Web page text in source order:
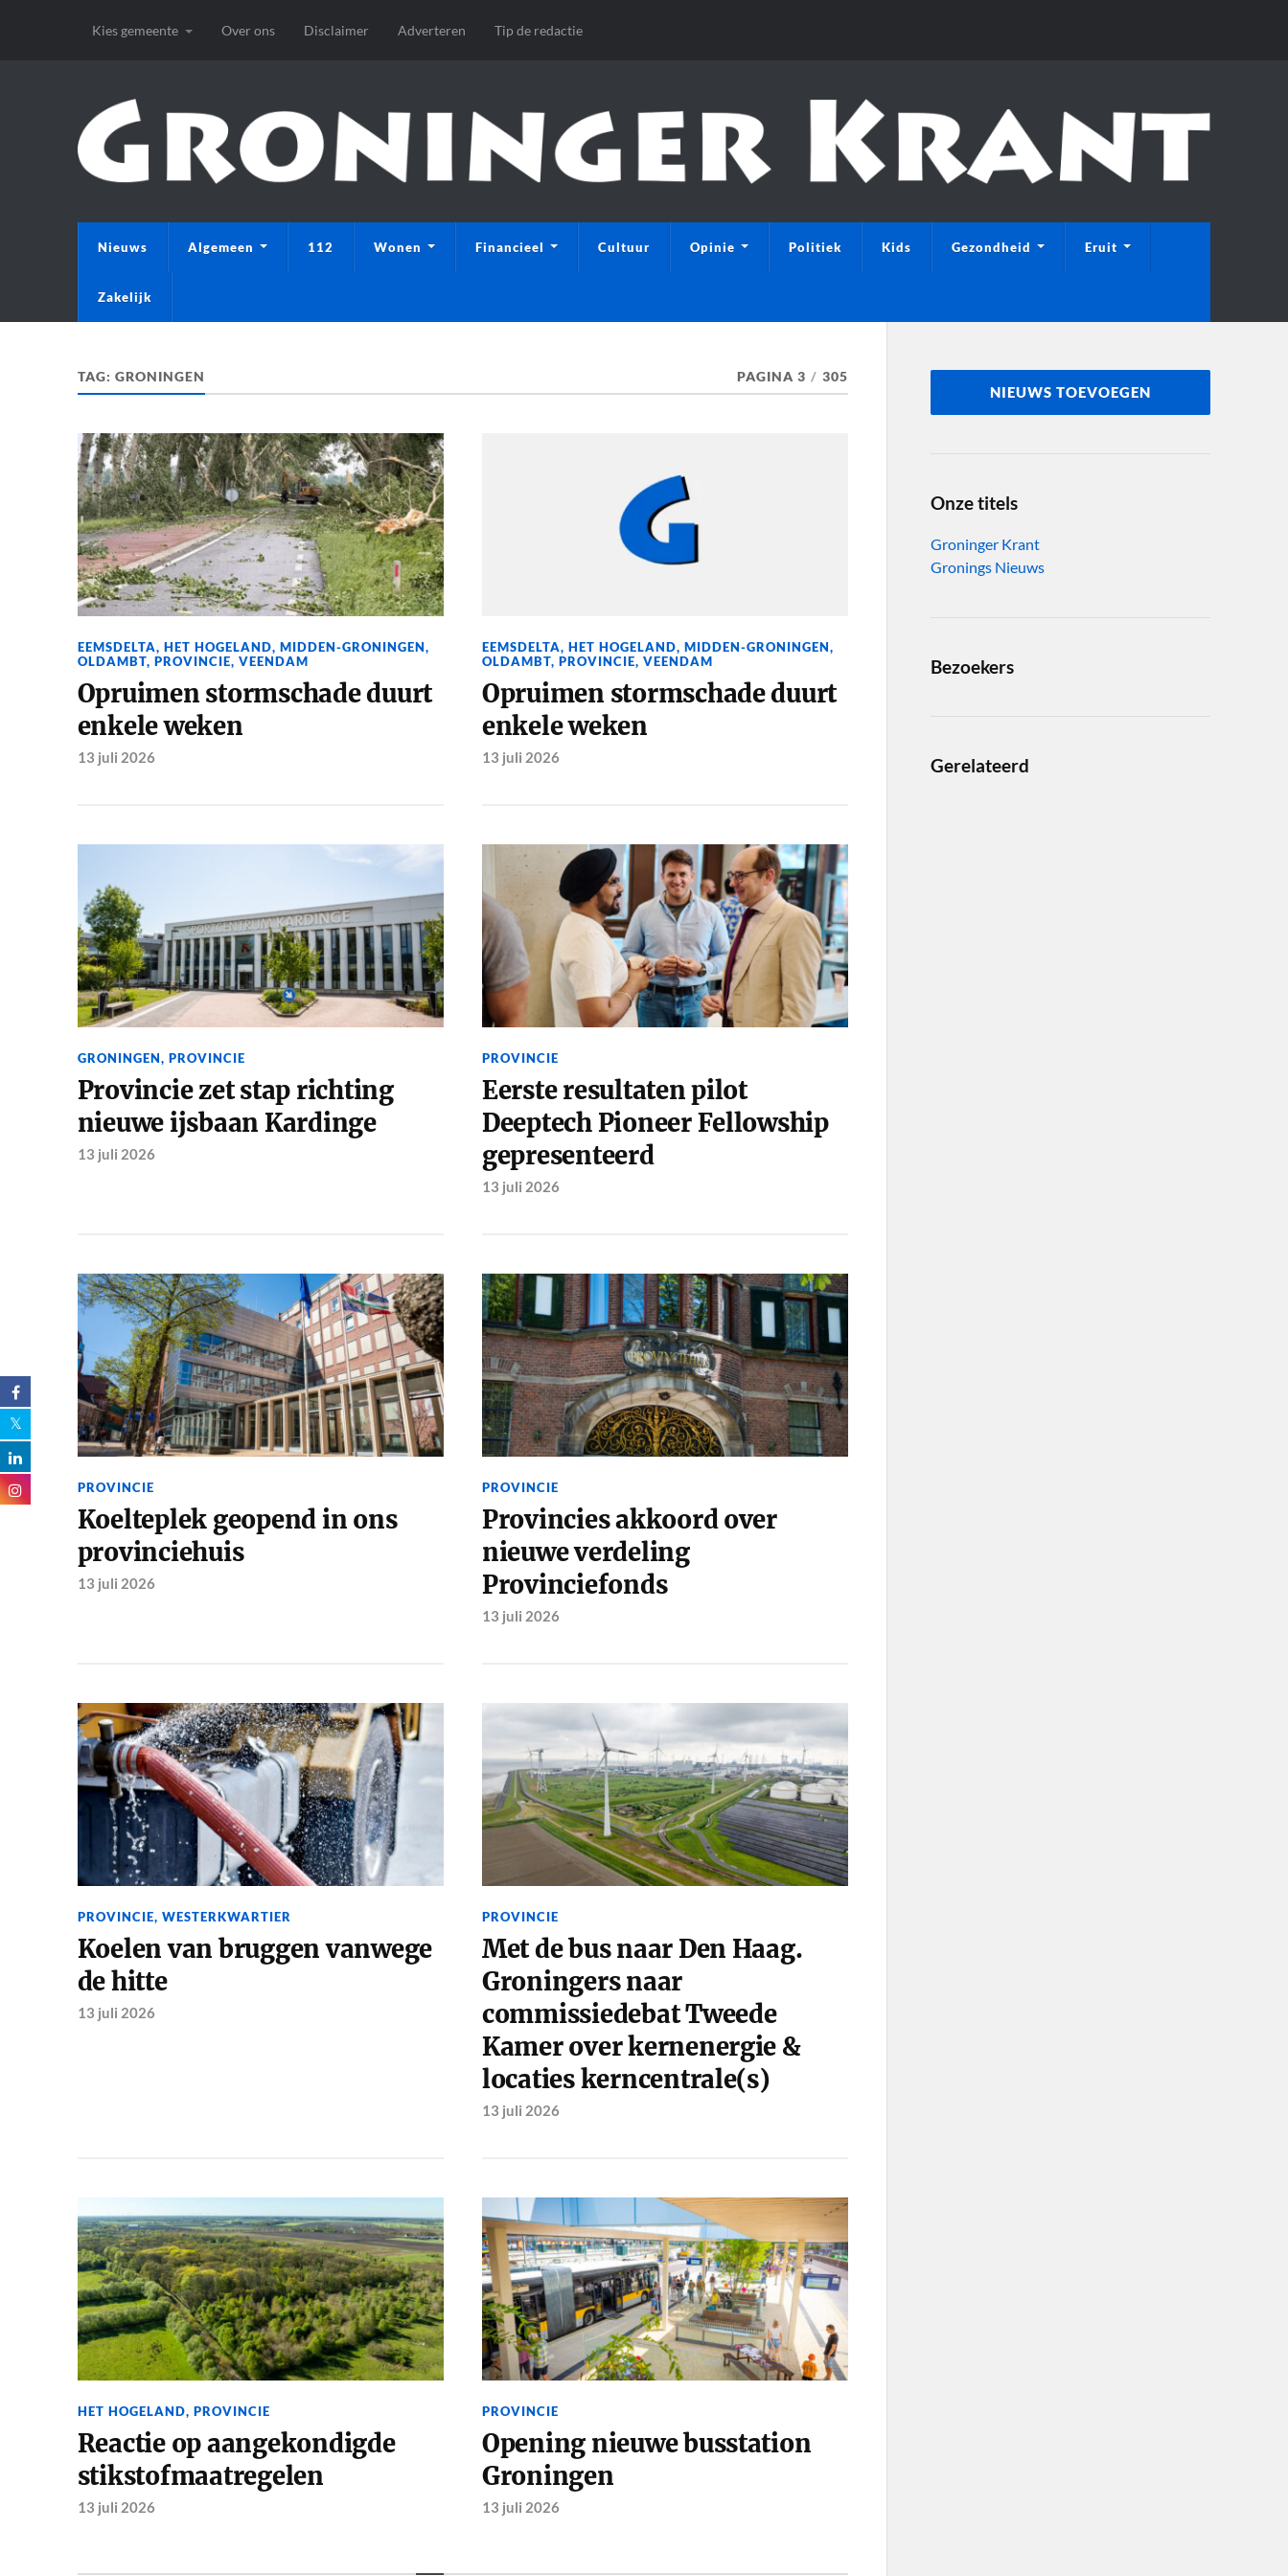
Kies gemeente Over ons Disclaimer Adverteren Tip de redactie
Nieuws Algemeen 112 Wonen Financieel Cultuur Opinie Politiek Kids Gezondheid Eruit
Zakelijk
TAG: GRONINGEN PAGINA 3 / 305
EEMSDELTA, HET HOGELAND, MIDDEN-GRONINGEN,
OLDAMBT, PROVINCIE, VEENDAM
Opruimen stormschade duurt
enkele weken
13 juli 2026
EEMSDELTA, HET HOGELAND, MIDDEN-GRONINGEN,
OLDAMBT, PROVINCIE, VEENDAM
Opruimen stormschade duurt
enkele weken
13 juli 2026
GRONINGEN, PROVINCIE
Provincie zet stap richting
nieuwe ijsbaan Kardinge
13 juli 2026
PROVINCIE
Eerste resultaten pilot
Deeptech Pioneer Fellowship
gepresenteerd
13 juli 2026
PROVINCIE
Koelteplek geopend in ons
provinciehuis
13 juli 2026
PROVINCIE
Provincies akkoord over
nieuwe verdeling
Provinciefonds
13 juli 2026
PROVINCIE, WESTERKWARTIER
Koelen van bruggen vanwege
de hitte
13 juli 2026
PROVINCIE
Met de bus naar Den Haag.
Groningers naar
commissiedebat Tweede
Kamer over kernenergie &
locaties kerncentrale(s)
13 juli 2026
HET HOGELAND, PROVINCIE
Reactie op aangekondigde
stikstofmaatregelen
13 juli 2026
PROVINCIE
Opening nieuwe busstation
Groningen
13 juli 2026
NIEUWS TOEVOEGEN
Onze titels
Groninger Krant
Gronings Nieuws
Bezoekers
Gerelateerd